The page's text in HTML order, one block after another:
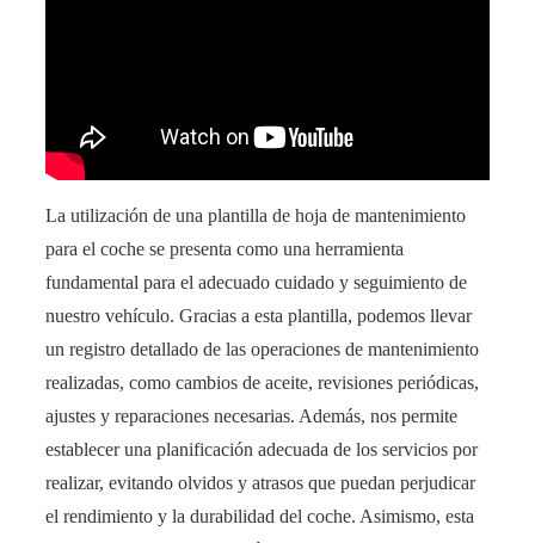
La utilización de una plantilla de hoja de mantenimiento
para el coche se presenta como una herramienta
fundamental para el adecuado cuidado y seguimiento de
nuestro vehículo. Gracias a esta plantilla, podemos llevar
un registro detallado de las operaciones de mantenimiento
realizadas, como cambios de aceite, revisiones periódicas,
ajustes y reparaciones necesarias. Además, nos permite
establecer una planificación adecuada de los servicios por
realizar, evitando olvidos y atrasos que puedan perjudicar
el rendimiento y la durabilidad del coche. Asimismo, esta